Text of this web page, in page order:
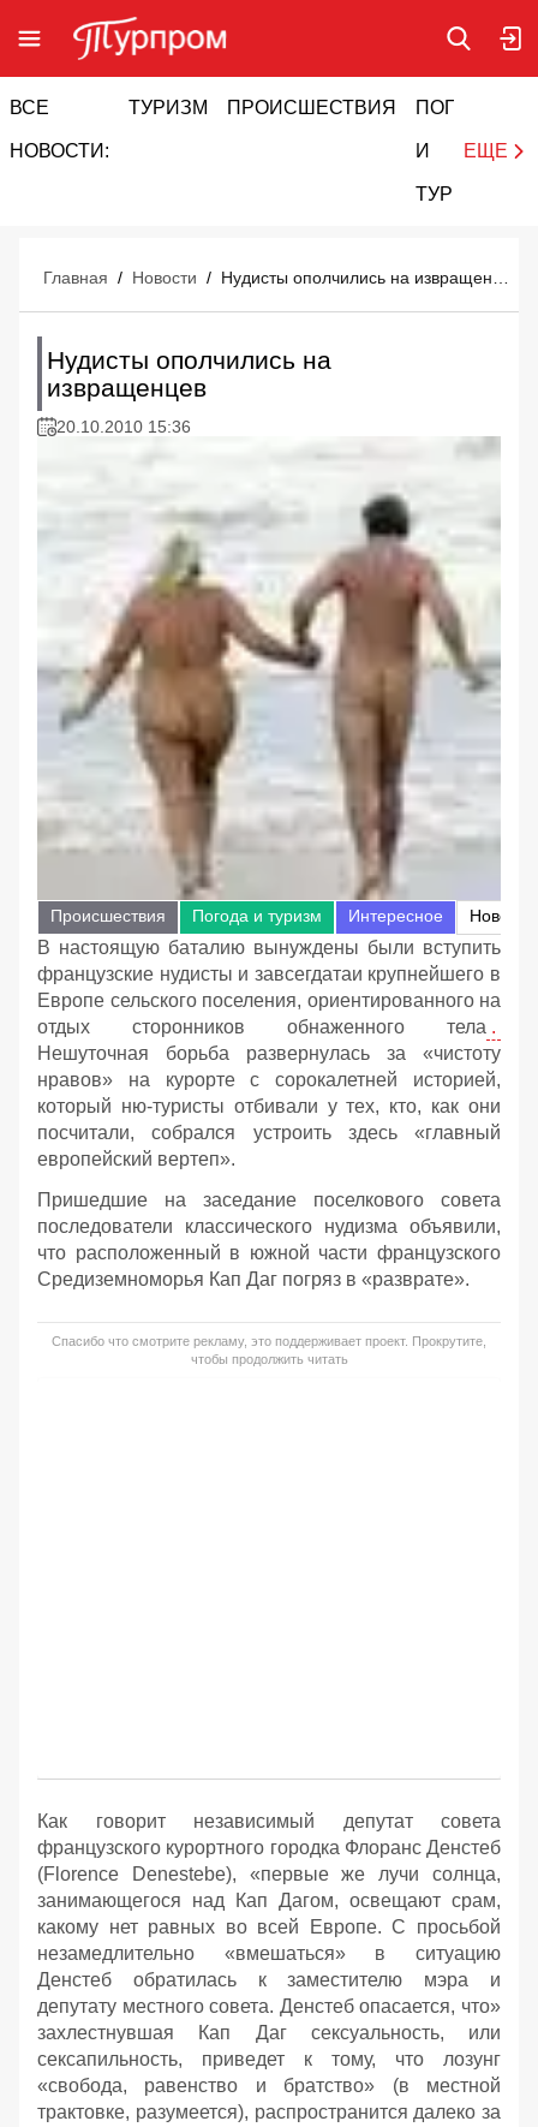
ВСЕ
НОВОСТИ:
ТУРИЗМ ПРОИСШЕСТВИЯ ПОГОДА
И
ТУРИЗМ
ЕЩЕ
Главная / Новости /
Нудисты ополчились на
извращенцев
20.10.2010 15:36
Происшествия Погода и туризм Интересное
В настоящую баталию вынуждены были вступить
французские нудисты и завсегдатаи крупнейшего в
Европе сельского поселения, ориентированного на
отдых сторонников обнаженного тела .
Нешуточная борьба развернулась за «чистоту
нравов» на курорте с сорокалетней историей,
который ню-туристы отбивали у тех, кто, как они
посчитали, собрался устроить здесь «главный
европейский вертеп».
Пришедшие на заседание поселкового совета
последователи классического нудизма объявили,
что расположенный в южной части французского
Средиземноморья Кап Даг погряз в «разврате».
Спасибо что смотрите рекламу, это поддерживает проект. Прокрутите,
чтобы продолжить читать
Как говорит независимый депутат совета
французского курортного городка Флоранс Денстеб
(Florence Denestebe), «первые же лучи солнца,
занимающегося над Кап Дагом, освещают срам,
какому нет равных во всей Европе. С просьбой
незамедлительно «вмешаться» в ситуацию
Денстеб обратилась к заместителю мэра и
депутату местного совета. Денстеб опасается, что»
захлестнувшая Кап Даг сексуальность, или
сексапильность, приведет к тому, что лозунг
«свобода, равенство и братство» (в местной
трактовке, разумеется), распространится далеко за